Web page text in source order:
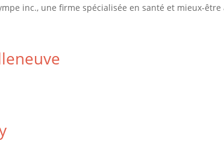
inc., une firme spécialisée en santé et mieux-être